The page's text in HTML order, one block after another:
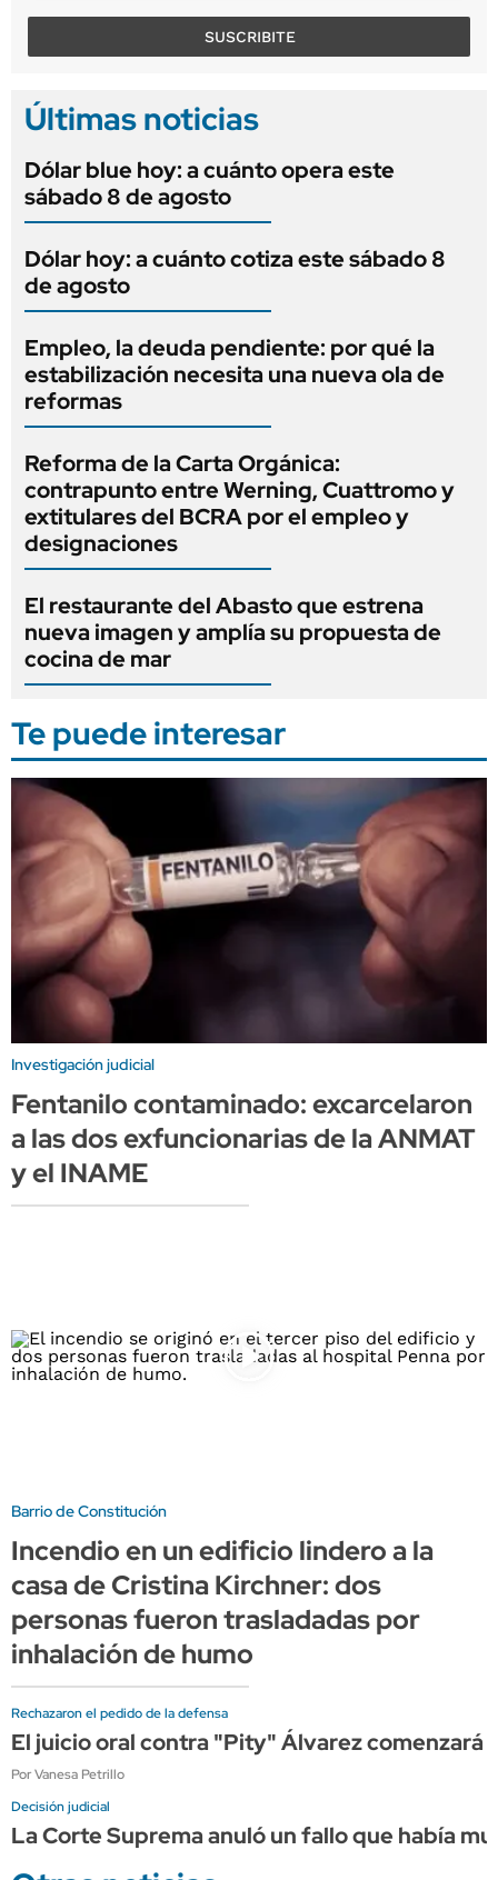
SUSCRIBITE
Últimas noticias
Dólar blue hoy: a cuánto opera este
sábado 8 de agosto
Dólar hoy: a cuánto cotiza este sábado 8
de agosto
Empleo, la deuda pendiente: por qué la
estabilización necesita una nueva ola de
reformas
Reforma de la Carta Orgánica:
contrapunto entre Werning, Cuattromo y
extitulares del BCRA por el empleo y
designaciones
El restaurante del Abasto que estrena
nueva imagen y amplía su propuesta de
cocina de mar
Te puede interesar
Investigación judicial
Fentanilo contaminado: excarcelaron
a las dos exfuncionarias de la ANMAT
y el INAME
Barrio de Constitución
Incendio en un edificio lindero a la
casa de Cristina Kirchner: dos
personas fueron trasladadas por
inhalación de humo
Rechazaron el pedido de la defensa
El juicio oral contra "Pity" Álvarez comenzará
Por Vanesa Petrillo
Decisión judicial
La Corte Suprema anuló un fallo que había